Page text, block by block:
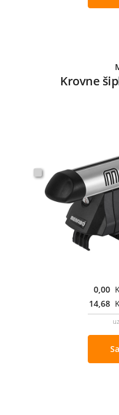
Krovne
0,00
14,68